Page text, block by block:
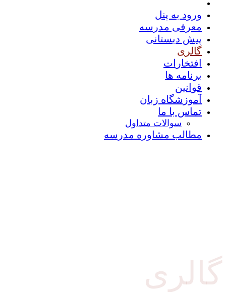
ورود به پنل
معرفی مدرسه
پیش دبستانی
گالری
افتخارات
برنامه ها
قوانین
آموزشگاه زبان
تماس با ما
سوالات متداول
مطالب مشاوره مدرسه
گالری